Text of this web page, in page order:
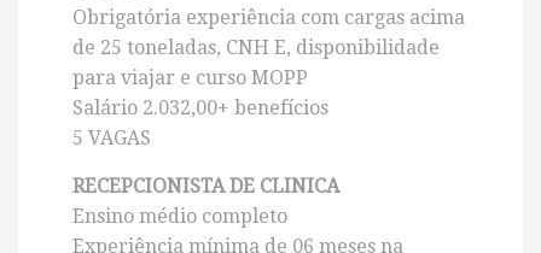
Obrigatória experiência com cargas acima
de 25 toneladas, CNH E, disponibilidade
para viajar e curso MOPP
Salário 2.032,00+ benefícios
5 VAGAS
RECEPCIONISTA DE CLINICA
Ensino médio completo
Experiência mínima de 06 meses na